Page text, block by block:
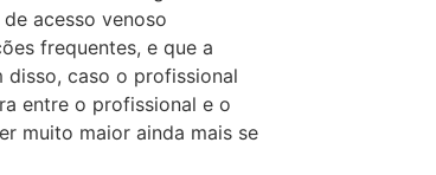
acesso venoso
frequentes, e que a
disso, caso o profissional
entre o profissional e o
muito maior ainda mais se